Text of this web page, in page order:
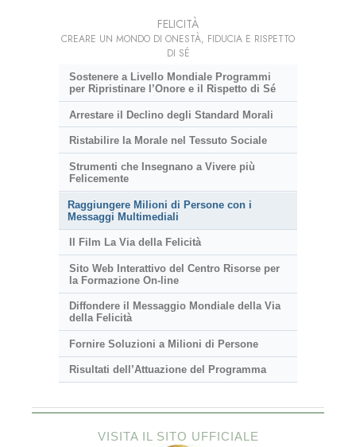
FELICITÀ
CREARE UN MONDO DI ONESTÀ, FIDUCIA E RISPETTO
DI SÉ
Sostenere a Livello Mondiale Programmi
per Ripristinare l’Onore e il Rispetto di Sé
Arrestare il Declino degli Standard Morali
Ristabilire la Morale nel Tessuto Sociale
Strumenti che Insegnano a Vivere più
Felicemente
Raggiungere Milioni di Persone con i
Messaggi Multimediali
Il Film La Via della Felicità
Sito Web Interattivo del Centro Risorse per
la Formazione On-line
Diffondere il Messaggio Mondiale della Via
della Felicità
Fornire Soluzioni a Milioni di Persone
Risultati dell’Attuazione del Programma
VISITA IL SITO UFFICIALE